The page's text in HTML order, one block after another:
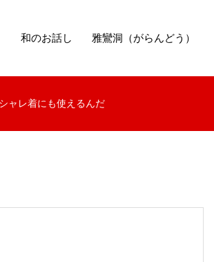
和のお話し 雅鸞洞（がらんどう）
ャレ着にも使えるんだ